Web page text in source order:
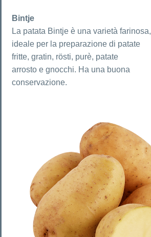
Bintje
La patata Bintje è una varietà farinosa,
ideale per la preparazione di patate
fritte, gratin, rösti, purè, patate
arrosto e gnocchi. Ha una buona
conservazione.